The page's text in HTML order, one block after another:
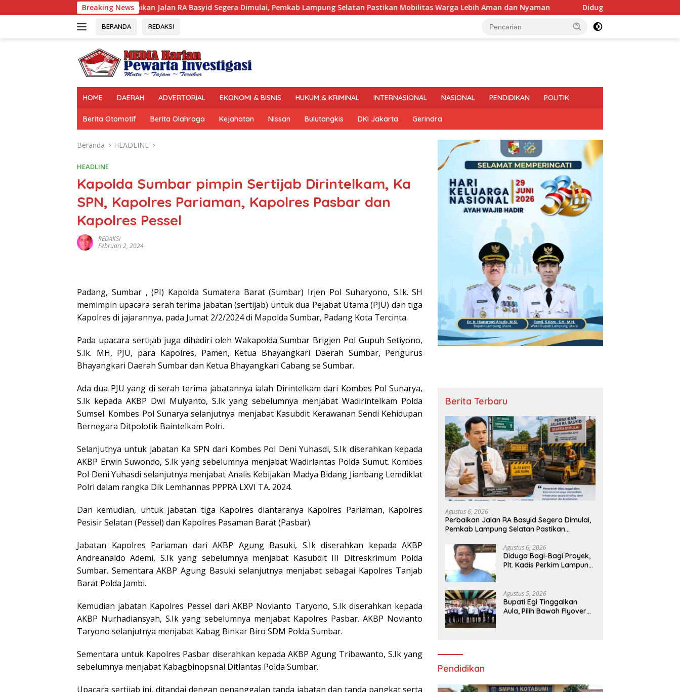
ke
Breaking News
Perbaikan Jalan RA Basyid Segera Dimulai, Pemkab Lampung Selatan Pastikan Mobilitas Warga Lebih Aman dan Nyaman Diduga Bagi-Bagi Proyek, Plt. Kadis Perkim
BERANDA REDAKSI
HOME DAERAH ADVERTORIAL EKONOMI & BISNIS HUKUM & KRIMINAL INTERNASIONAL NASIONAL PENDIDIKAN POLITIK
Berita Otomotif Berita Olahraga Kejahatan Nissan Bulutangkis DKI Jakarta Gerindra
Beranda HEADLINE
HEADLINE
Kapolda Sumbar pimpin Sertijab Dirintelkam, Ka
SPN, Kapolres Pariaman, Kapolres Pasbar dan
Kapolres Pessel
REDAKSI
Februari 2, 2024
Padang, Sumbar , (PI) Kapolda Sumatera Barat (Sumbar) Irjen Pol Suharyono, S.Ik. SH
memimpin upacara serah terima jabatan (sertijab) untuk dua Pejabat Utama (PJU) dan tiga
Kapolres di jajarannya, pada Jumat 2/2/2024 di Mapolda Sumbar, Padang Kota Tercinta.
Pada upacara sertijab juga dihadiri oleh Wakapolda Sumbar Brigjen Pol Gupuh Setiyono,
S.Ik. MH, PJU, para Kapolres, Pamen, Ketua Bhayangkari Daerah Sumbar, Pengurus
Bhayangkari Daerah Sumbar dan Ketua Bhayangkari Cabang se Sumbar.
Ada dua PJU yang di serah terima jabatannya ialah Dirintelkam dari Kombes Pol Sunarya,
S.Ik kepada AKBP Dwi Mulyanto, S.Ik yang sebelumnya menjabat Wadirintelkam Polda
Sumsel. Kombes Pol Sunarya selanjutnya menjabat Kasubdit Kerawanan Sendi Kehidupan
Bernegara Ditpolotik Baintelkam Polri.
Selanjutnya untuk jabatan Ka SPN dari Kombes Pol Deni Yuhasdi, S.Ik diserahkan kepada
AKBP Erwin Suwondo, S.Ik yang sebelumnya menjabat Wadirlantas Polda Sumut. Kombes
Pol Deni Yuhasdi selanjutnya menjabat Analis Kebijakan Madya Bidang Jianbang Lemdiklat
Polri dalam rangka Dik Lemhannas PPPRA LXVI TA. 2024.
Dan kemudian, untuk jabatan tiga Kapolres diantaranya Kapolres Pariaman, Kapolres
Pesisir Selatan (Pessel) dan Kapolres Pasaman Barat (Pasbar).
Jabatan Kapolres Pariaman dari AKBP Agung Basuki, S.Ik diserahkan kepada AKBP
Andreanaldo Ademi, S.Ik yang sebelumnya menjabat Kasubdit III Ditreskrimum Polda
Sumbar. Sementara AKBP Agung Basuki selanjutnya menjabat sebagai Kapolres Tanjab
Barat Polda Jambi.
Kemudian jabatan Kapolres Pessel dari AKBP Novianto Taryono, S.Ik diserahkan kepada
AKBP Nurhadiansyah, S.Ik yang sebelumnya menjabat Kapolres Pasbar. AKBP Novianto
Taryono selanjutnya menjabat Kabag Binkar Biro SDM Polda Sumbar.
Sementara untuk Kapolres Pasbar diserahkan kepada AKBP Agung Tribawanto, S.Ik yang
sebelumnya menjabat Kabagbinopsnal Ditlantas Polda Sumbar.
Upacara sertijab ini, ditandai dengan penanggalan tanda jabatan dan tanda pangkat serta
Berita Terbaru
Agustus 6, 2026
Perbaikan Jalan RA Basyid Segera Dimulai,
Pemkab Lampung Selatan Pastikan
Agustus 6, 2026
Diduga Bagi-Bagi Proyek,
Plt. Kadis Perkim Lampung
Agustus 5, 2026
Bupati Egi Tinggalkan
Aula, Pilih Bawah Flyover
Pendidikan